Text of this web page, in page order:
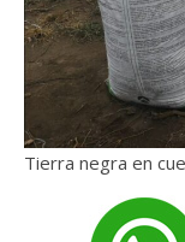
Tierra negra en